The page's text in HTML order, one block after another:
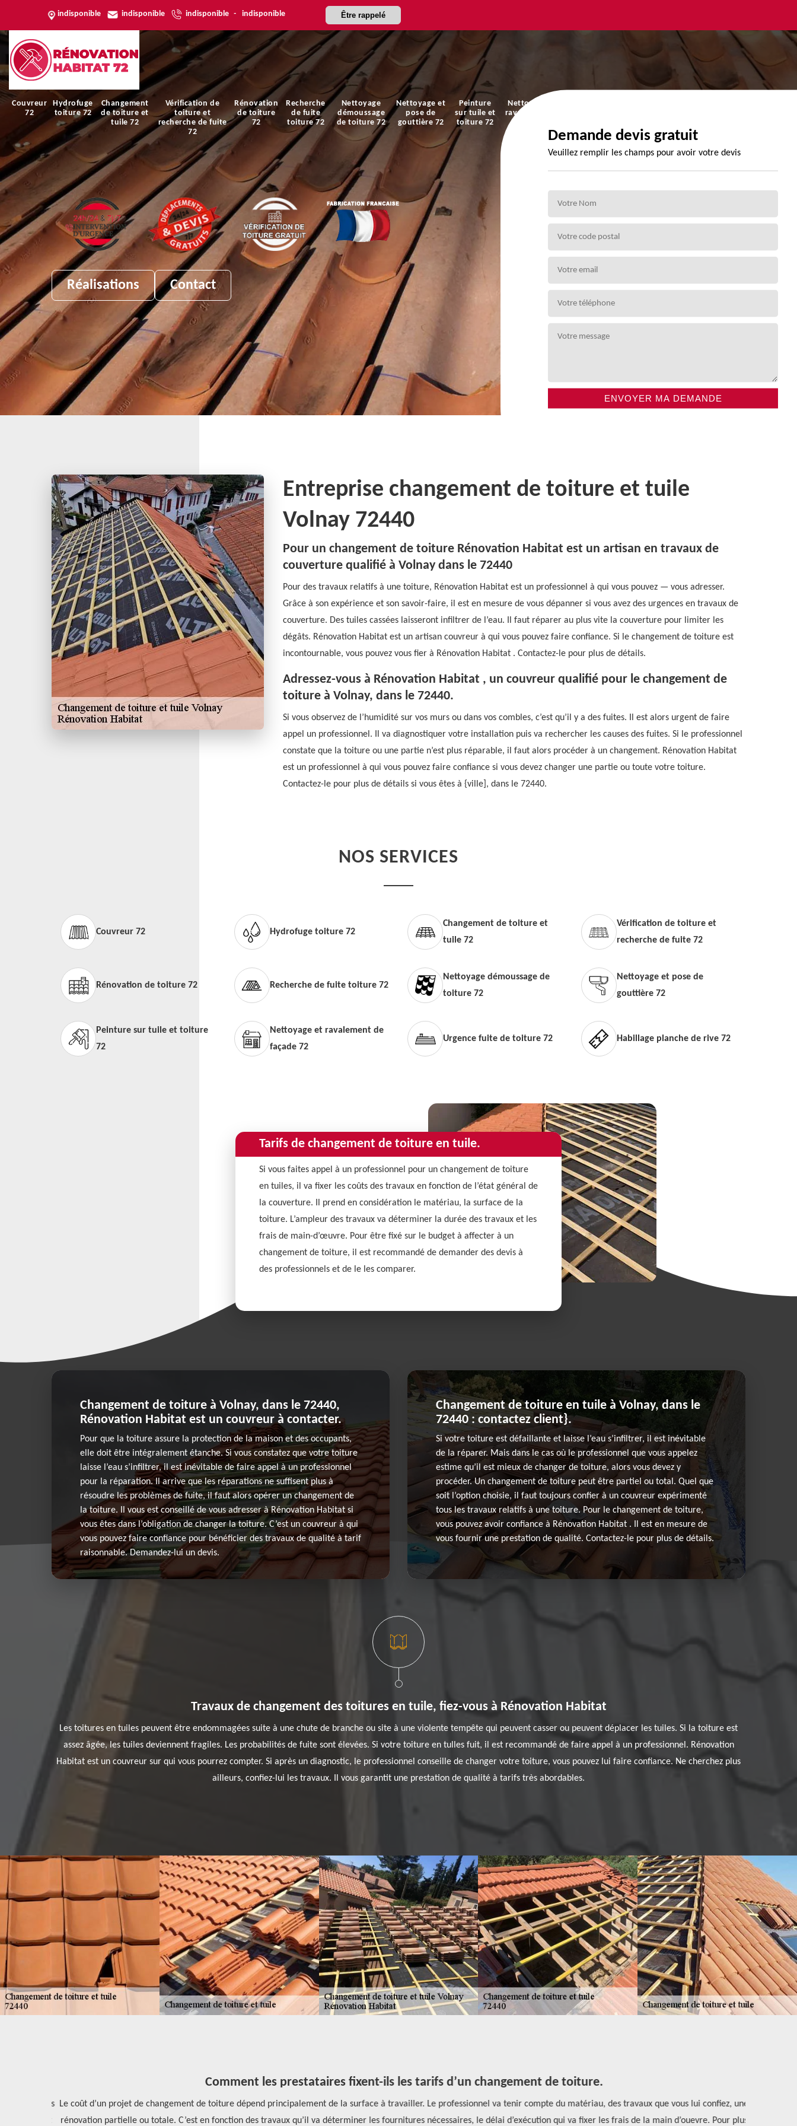
indisponible indisponible indisponible - indisponible Être rappelé
Couvreur
72
Hydrofuge
toiture 72
Changement
de toiture et
tuile 72
Vérification de
toiture et
recherche de fuite
72
Rénovation
de toiture
72
Recherche
de fuite
toiture 72
Nettoyage
démoussage
de toiture 72
Nettoyage et
pose de
gouttière 72
Peinture
sur tuile et
toiture 72
Nettoyage et
ravalement de
Réalisations Contact
Demande devis gratuit
Veuillez remplir les champs pour avoir votre devis
Entreprise changement de toiture et tuile
Volnay 72440
Pour un changement de toiture Rénovation Habitat est un artisan en travaux de
couverture qualifié à Volnay dans le 72440
Pour des travaux relatifs à une toiture, Rénovation Habitat est un professionnel à qui vous pouvez — vous adresser.
Grâce à son expérience et son savoir-faire, il est en mesure de vous dépanner si vous avez des urgences en travaux de
couverture. Des tuiles cassées laisseront infiltrer de l’eau. Il faut réparer au plus vite la couverture pour limiter les
dégâts. Rénovation Habitat est un artisan couvreur à qui vous pouvez faire confiance. Si le changement de toiture est
incontournable, vous pouvez vous fier à Rénovation Habitat . Contactez-le pour plus de détails.
Adressez-vous à Rénovation Habitat , un couvreur qualifié pour le changement de
toiture à Volnay, dans le 72440.
Si vous observez de l’humidité sur vos murs ou dans vos combles, c’est qu’il y a des fuites. Il est alors urgent de faire
appel un professionnel. Il va diagnostiquer votre installation puis va rechercher les causes des fuites. Si le professionnel
constate que la toiture ou une partie n’est plus réparable, il faut alors procéder à un changement. Rénovation Habitat
est un professionnel à qui vous pouvez faire confiance si vous devez changer une partie ou toute votre toiture.
Contactez-le pour plus de détails si vous êtes à {ville], dans le 72440.
NOS SERVICES
Couvreur 72 Hydrofuge toiture 72
Changement de toiture et
tuile 72
Vérification de toiture et
recherche de fuite 72
Rénovation de toiture 72 Recherche de fuite toiture 72
Nettoyage démoussage de
toiture 72
Nettoyage et pose de
gouttière 72
Peinture sur tuile et toiture
72
Nettoyage et ravalement de
façade 72
Urgence fuite de toiture 72 Habillage planche de rive 72
Tarifs de changement de toiture en tuile.
Si vous faites appel à un professionnel pour un changement de toiture
en tuiles, il va fixer les coûts des travaux en fonction de l’état général de
la couverture. Il prend en considération le matériau, la surface de la
toiture. L’ampleur des travaux va déterminer la durée des travaux et les
frais de main-d’œuvre. Pour être fixé sur le budget à affecter à un
changement de toiture, il est recommandé de demander des devis à
des professionnels et de le les comparer.
Changement de toiture à Volnay, dans le 72440,
Rénovation Habitat est un couvreur à contacter.
Pour que la toiture assure la protection de la maison et des occupants,
elle doit être intégralement étanche. Si vous constatez que votre toiture
laisse l’eau s’infiltrer, il est inévitable de faire appel à un professionnel
pour la réparation. Il arrive que les réparations ne suffisent plus à
résoudre les problèmes de fuite, il faut alors opérer un changement de
la toiture. Il vous est conseillé de vous adresser à Rénovation Habitat si
vous êtes dans l’obligation de changer la toiture. C’est un couvreur à qui
vous pouvez faire confiance pour bénéficier des travaux de qualité à tarif
raisonnable. Demandez-lui un devis.
Changement de toiture en tuile à Volnay, dans le
72440 : contactez client}.
Si votre toiture est défaillante et laisse l’eau s’infiltrer, il est inévitable
de la réparer. Mais dans le cas où le professionnel que vous appelez
estime qu’il est mieux de changer de toiture, alors vous devez y
procéder. Un changement de toiture peut être partiel ou total. Quel que
soit l’option choisie, il faut toujours confier à un couvreur expérimenté
tous les travaux relatifs à une toiture. Pour le changement de toiture,
vous pouvez avoir confiance à Rénovation Habitat . Il est en mesure de
vous fournir une prestation de qualité. Contactez-le pour plus de détails.
Travaux de changement des toitures en tuile, fiez-vous à Rénovation Habitat
Les toitures en tuiles peuvent être endommagées suite à une chute de branche ou site à une violente tempête qui peuvent casser ou peuvent déplacer les tuiles. Si la toiture est
assez âgée, les tuiles deviennent fragiles. Les probabilités de fuite sont élevées. Si votre toiture en tulles fuit, il est recommandé de faire appel à un professionnel. Rénovation
Habitat est un couvreur sur qui vous pourrez compter. Si après un diagnostic, le professionnel conseille de changer votre toiture, vous pouvez lui faire confiance. Ne cherchez plus
ailleurs, confiez-lui les travaux. Il vous garantit une prestation de qualité à tarifs très abordables.
Comment les prestataires fixent-ils les tarifs d’un changement de toiture.
Le coût d’un projet de changement de toiture dépend principalement de la surface à travailler. Le professionnel va tenir compte du matériau, des travaux que vous lui confiez, une
rénovation partielle ou totale. C’est en fonction des travaux qu’il va déterminer les fournitures nécessaires, le délai d’exécution qui va fixer les frais de la main d’ouevre. Pour plus